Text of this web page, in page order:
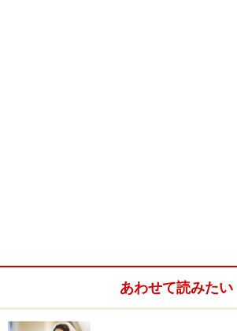
ップ
【4℃ 銀座中央通り店】
あわせて読みたい